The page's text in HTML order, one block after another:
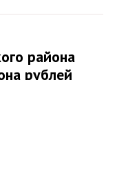
района
рублей